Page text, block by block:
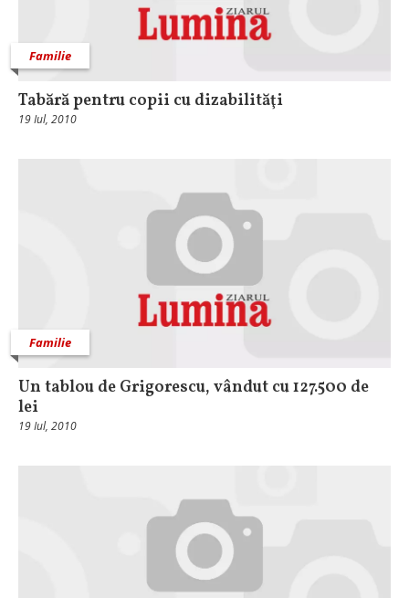
Familie
Tabără pentru copii cu dizabilităţi
19 Iul, 2010
Familie
Un tablou de Grigorescu, vândut cu 127.500 de
lei
19 Iul, 2010